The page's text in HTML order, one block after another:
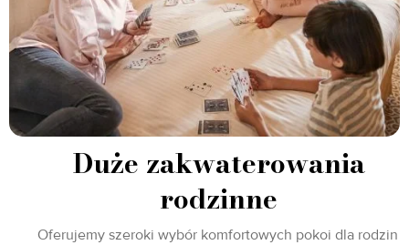
Duże zakwaterowania
rodzinne
Oferujemy szeroki wybór komfortowych pokoi dla rodzin